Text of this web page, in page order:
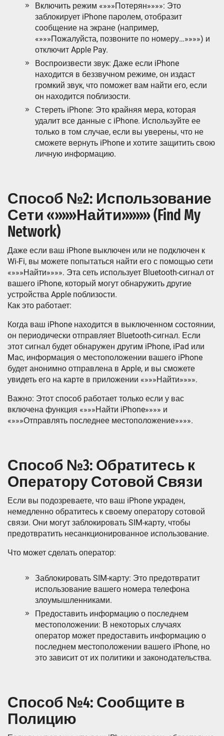
Включить режим «»»»Потерян»»»»: Это
заблокирует iPhone паролем, отобразит
сообщение на экране (например,
«»»»Пожалуйста, позвоните по номеру…»»»») и
отключит Apple Pay.
Воспроизвести звук: Даже если iPhone
находится в беззвучном режиме, он издаст
громкий звук, что поможет вам найти его, если
он находится поблизости.
Стереть iPhone: Это крайняя мера, которая
удалит все данные с iPhone. Используйте ее
только в том случае, если вы уверены, что не
сможете вернуть iPhone и хотите защитить свою
личную информацию.
Способ №2: Использование
Сети «»»»Найти»»»» (Find My
Network)
Даже если ваш iPhone выключен или не подключен к
Wi-Fi, вы можете попытаться найти его с помощью сети
«»»»Найти»»»». Эта сеть использует Bluetooth-сигнал от
вашего iPhone, который могут обнаружить другие
устройства Apple поблизости.
Как это работает:
Когда ваш iPhone находится в выключенном состоянии,
он периодически отправляет Bluetooth-сигнал. Если
этот сигнал будет обнаружен другим iPhone, iPad или
Mac, информация о местоположении вашего iPhone
будет анонимно отправлена в Apple, и вы сможете
увидеть его на карте в приложении «»»»Найти»»»».
Важно: Этот способ работает только если у вас
включена функция «»»»Найти iPhone»»»» и
«»»»Отправлять последнее местоположение»»»».
Способ №3: Обратитесь к
Оператору Сотовой Связи
Если вы подозреваете, что ваш iPhone украден,
немедленно обратитесь к своему оператору сотовой
связи. Они могут заблокировать SIM-карту, чтобы
предотвратить несанкционированное использование.
Что может сделать оператор:
Заблокировать SIM-карту: Это предотвратит
использование вашего номера телефона
злоумышленниками.
Предоставить информацию о последнем
местоположении: В некоторых случаях
оператор может предоставить информацию о
последнем местоположении вашего iPhone, но
это зависит от их политики и законодательства.
Способ №4: Сообщите в
Полицию